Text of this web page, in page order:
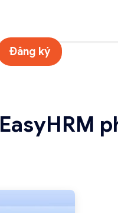
Đăng ký
EasyHRM